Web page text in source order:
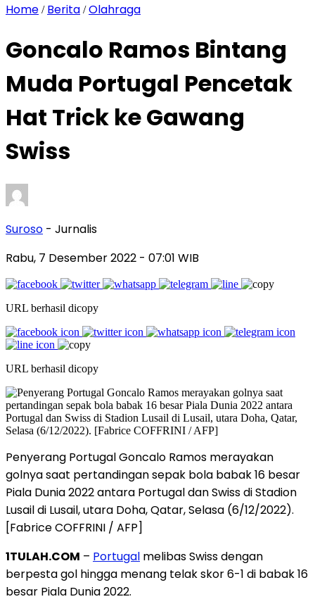
Home / Berita /Olahraga
Goncalo Ramos Bintang
Muda Portugal Pencetak
Hat Trick ke Gawang
Swiss
Suroso - Jurnalis
Rabu, 7 Desember 2022 - 07:01 WIB
URL berhasil dicopy
URL berhasil dicopy
Penyerang Portugal Goncalo Ramos merayakan
golnya saat pertandingan sepak bola babak 16 besar
Piala Dunia 2022 antara Portugal dan Swiss di Stadion
Lusail di Lusail, utara Doha, Qatar, Selasa (6/12/2022).
[Fabrice COFFRINI / AFP]
1TULAH.COM – Portugal melibas Swiss dengan
berpesta gol hingga menang telak skor 6-1 di babak 16
besar Piala Dunia 2022.